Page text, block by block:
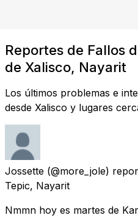
Reportes de Fallos
de Xalisco, Nayarit
Los últimos problemas e
desde Xalisco y lugares
Jossette (@more_jole)
Tepic, Nayarit
Nmmn hoy es martes de